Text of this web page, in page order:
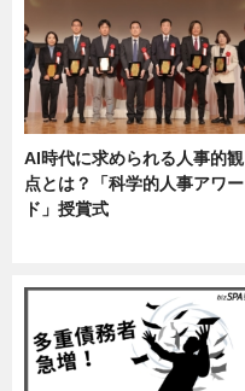
AI時代に求められる人事的観
点とは？「科学的人事アワー
ド」授賞式